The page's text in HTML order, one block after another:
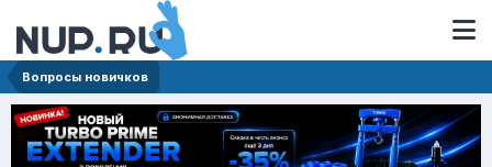
Вопросы новичков